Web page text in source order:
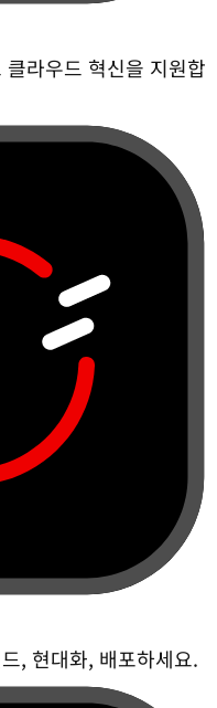
라우드 혁신을 지원합
, 현대화, 배포하세요.